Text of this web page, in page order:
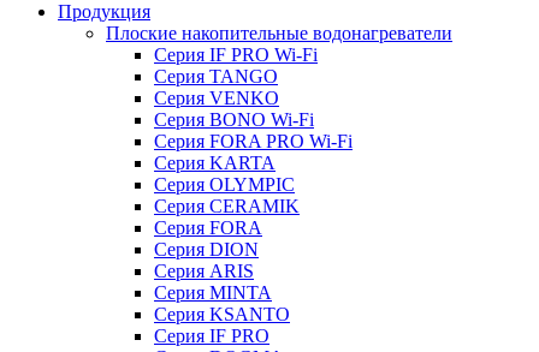
Продукция
Плоские накопительные водонагреватели
Серия IF PRO Wi-Fi
Серия TANGO
Серия VENKO
Серия BONO Wi-Fi
Серия FORA PRO Wi-Fi
Серия KARTA
Серия OLYMPIC
Серия CERAMIK
Серия FORA
Серия DION
Серия ARIS
Серия MINTA
Серия KSANTO
Серия IF PRO